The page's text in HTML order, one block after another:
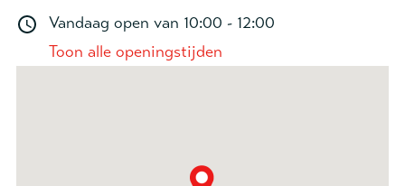
Vandaag open van 10:00 - 12:00
Toon alle openingstijden